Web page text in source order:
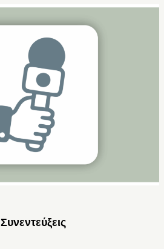
Συνεντεύξεις